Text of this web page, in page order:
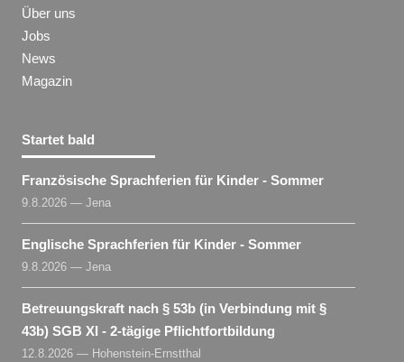
Über uns
Jobs
News
Magazin
Startet bald
Französische Sprachferien für Kinder - Sommer
9.8.2026 — Jena
Englische Sprachferien für Kinder - Sommer
9.8.2026 — Jena
Betreuungskraft nach § 53b (in Verbindung mit §
43b) SGB XI - 2-tägige Pflichtfortbildung
12.8.2026 — Hohenstein-Ernstthal